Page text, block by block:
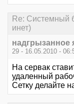
Re: Системный
инет)
надгрызанное
29 - 16.05.2010 -
На сервак
удаленный
Сетку делайте